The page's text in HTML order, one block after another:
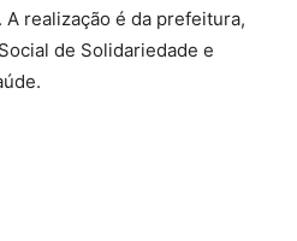
realização é da prefeitura,
de Solidariedade e